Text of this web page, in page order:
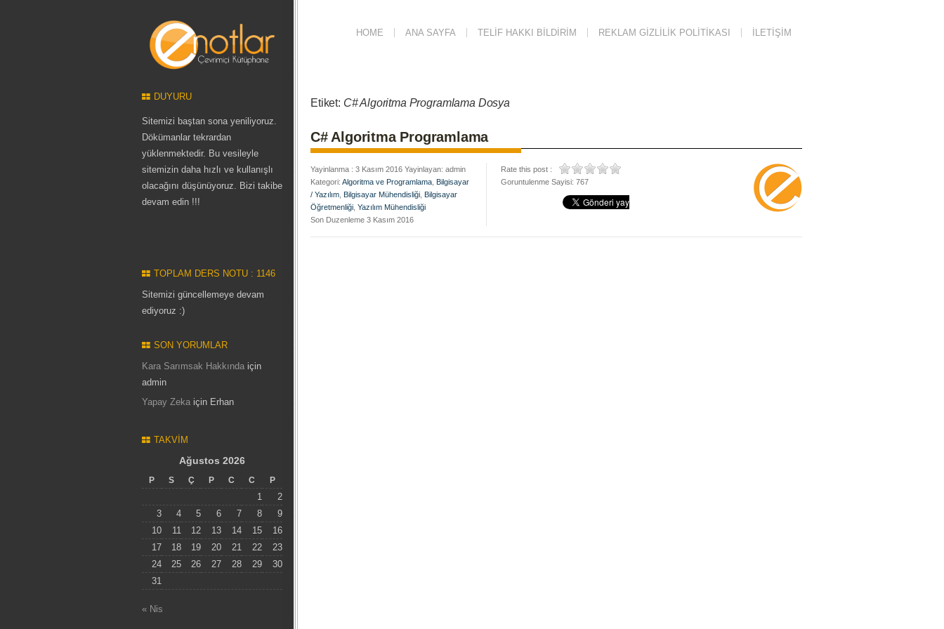
HOME ANA SAYFA TELIF HAKKI BILDIRIM REKLAM GIZLILIK POLITIKASI İLETIŞIM
Etiket: C# Algoritma Programlama Dosya
C# Algoritma Programlama
Yayinlanma : 3 Kasım 2016 Yayinlayan: admin
Kategori: Algoritma ve Programlama Bilgisayar
/ Yazılım Bilgisayar Mühendisliği Bilgisayar
Öğretmenliği Yazılım Mühendisliği
Son Duzenleme 3 Kasım 2016
Rate this post :
Goruntulenme Sayisi: 767
DUYURU
Sitemizi baştan sona yeniliyoruz.
Dökümanlar tekrardan
yüklenmektedir. Bu vesileyle
sitemizin daha hızlı ve kullanışlı
olacağını düşünüyoruz. Bizi takibe
devam edin !!!
TOPLAM DERS NOTU : 1146
Sitemizi güncellemeye devam
ediyoruz :)
SON YORUMLAR
Kara Sarımsak Hakkında için
admin
Yapay Zeka için Erhan
TAKVIM
Ağustos 2026
P S Ç P C C P
1
2
3
4 5 6 7 8
9
10
11 12 13 14 15
16
17
18 19 20 21 22
23
24
25 26 27 28 29
30
31
« Nis